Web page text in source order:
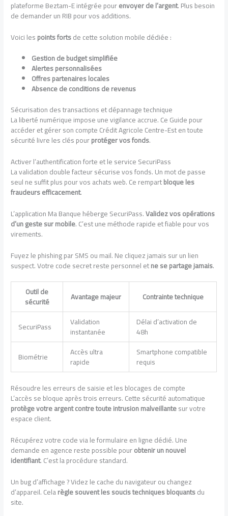
plateforme Beztam-E intégrée pourenvoyer de l’argent. Plus besoin
de demander un RIB pour vos additions.
Voici lespoints fortsde cette solution mobile dédiée :
Gestion de budget simplifiée
Alertes personnalisées
Offres partenaires locales
Absence de conditions de revenus
Sécurisation des transactions et dépannage technique
La liberté numérique impose une vigilance accrue. Ce Guide pour
accéder et gérer son compte Crédit Agricole Centre-Est en toute
sécurité livre les clés pourprotéger vos fonds.
Activer l’authentification forte et le service SecuriPass
La validation double facteur sécurise vos fonds. Un mot de passe
seul ne suffit plus pour vos achats web. Ce rempartbloque les
fraudeurs efficacement.
L’application Ma Banque héberge SecuriPass.Validez vos opérations
d’un geste sur mobile. C’est une méthode rapide et fiable pour vos
virements.
Fuyez le phishing par SMS ou mail. Ne cliquez jamais sur un lien
suspect. Votre code secret reste personnel etne se partage jamais.
Outil de
sécurité Avantage majeur Contrainte technique
SecuriPass Validation
instantanée
Délai d’activation de
48h
Biométrie
Accès ultra
rapide
Smartphone compatible
requis
Résoudre les erreurs de saisie et les blocages de compte
L’accès se bloque après trois erreurs. Cette sécurité automatique
protège votre argent contre toute intrusion malveillantesur votre
espace client.
Récupérez votre code via le formulaire en ligne dédié. Une
demande en agence reste possible pourobtenir un nouvel
identifiant. C’est la procédure standard.
Un bug d’affichage ? Videz le cache du navigateur ou changez
d’appareil. Celarègle souvent les soucis techniques bloquantsdu
site.